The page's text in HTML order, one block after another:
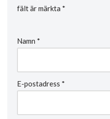
fält är märkta *
Namn *
E-postadress *